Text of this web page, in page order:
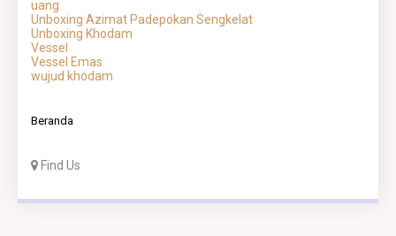
uang
Unboxing Azimat Padepokan Sengkelat
Unboxing Khodam
Vessel
Vessel Emas
wujud khodam
Beranda
Find Us